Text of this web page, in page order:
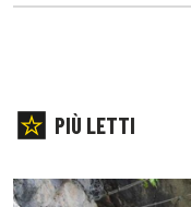
PIÙ LETTI